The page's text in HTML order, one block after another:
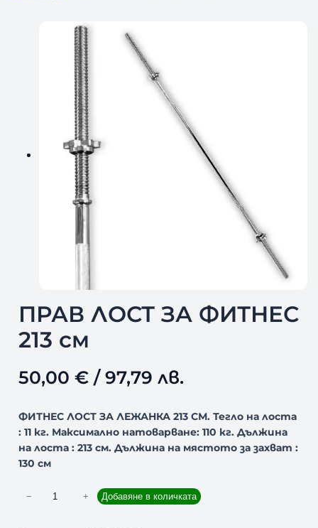
ПРАВ ЛОСТ ЗА ФИТНЕС
213 см
50,00 €/ 97,79 лв.
ФИТНЕС ЛОСТ ЗА ЛЕЖАНКА 213 СМ. Тегло на лоста
: 11 кг. Максимално натоварване: 110 кг. Дължина
на лоста : 213 см. Дължина на мястото за захват :
130 см
− + Добавяне в количката